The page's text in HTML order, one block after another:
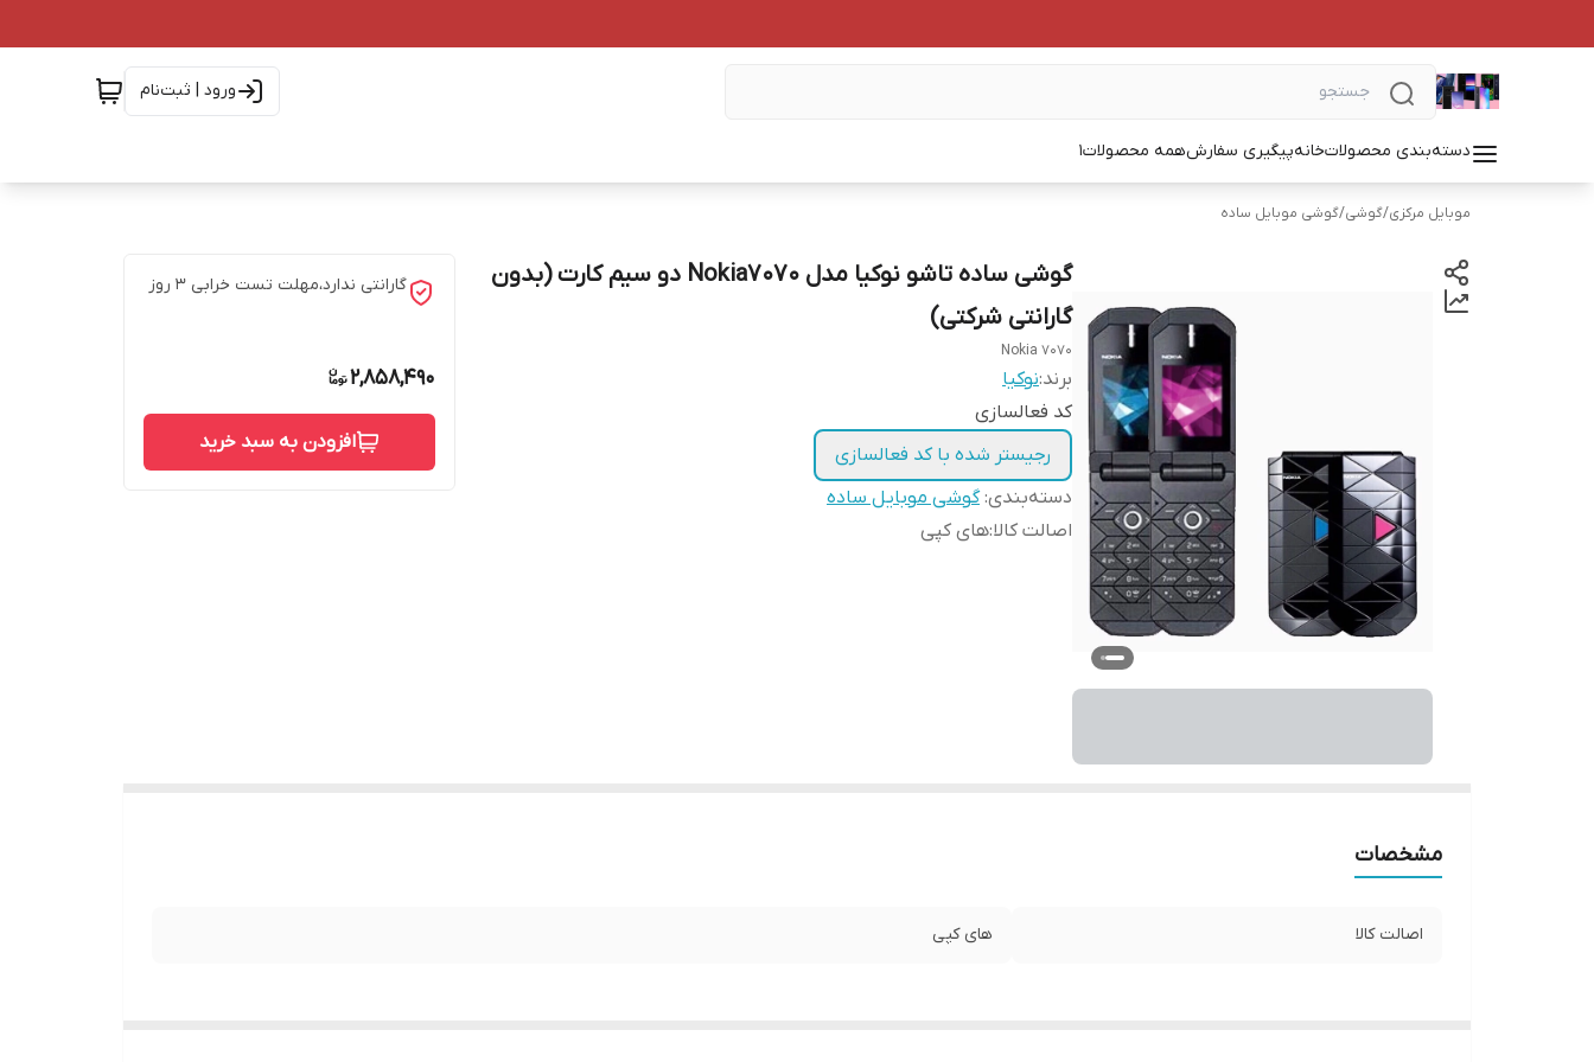
ورود | ثبت‌نام
دسته‌بندی محصولاتخانهپیگیری سفارشهمه محصولات1
موبایل مرکزی/گوشی/گوشی موبایل ساده
گوشی ساده تاشو نوکیا مدل Nokia7070 دو سیم کارت (بدون
گارانتی شرکتی)
Nokia 7070
برند:نوکیا
کد فعالسازی
رجیستر شده با کد فعالسازی
دسته‌بندی:گوشی موبایل ساده
اصالت کالا:های کپی
گارانتی ندارد،مهلت تست خرابی ۳ روز
2,858,490
افزودن به سبد خرید
مشخصات
اصالت کالا های کپی